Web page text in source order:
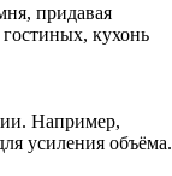
придавая
кухонь
Например,
усиления объёма.